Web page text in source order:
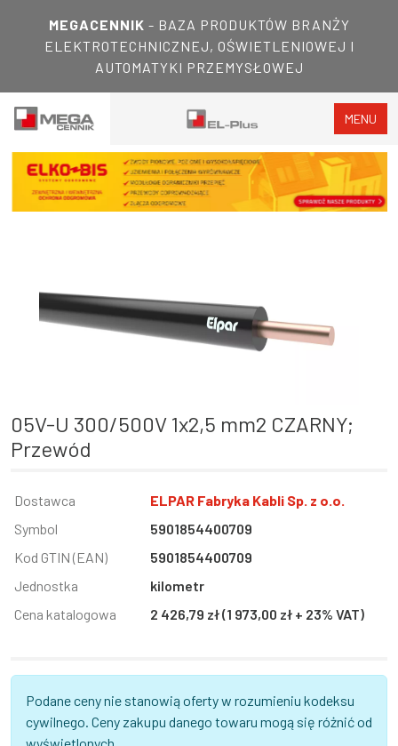
MEGACENNIK - BAZA PRODUKTÓW BRANŻY
ELEKTROTECHNICZNEJ, OŚWIETLENIOWEJ I
AUTOMATYKI PRZEMYSŁOWEJ
MENU
05V-U 300/500V 1x2,5 mm2 CZARNY;
Przewód
Informacja
Wartość
Dostawca
ELPAR Fabryka Kabli Sp. z o.o.
Symbol
5901854400709
Kod GTIN (EAN)
5901854400709
Jednostka
kilometr
Cena katalogowa
2 426,79 zł (1 973,00 zł + 23% VAT)
Podane ceny nie stanowią oferty w rozumieniu kodeksu
cywilnego. Ceny zakupu danego towaru mogą się różnić od
wyświetlonych.